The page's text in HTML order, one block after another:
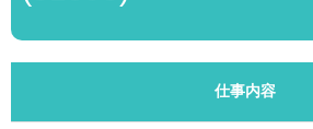
仕事内容